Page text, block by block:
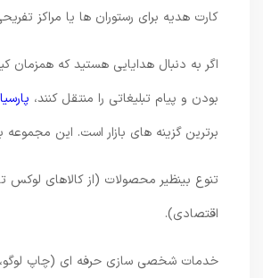
کارت هدیه برای رستوران ها یا مراکز
اگر به دنبال هدایایی هستید که همزمان
بودن و پیام تبلیغاتی را منتقل کنند،
برترین گزینه های بازار است. این مجموعه با
تنوع بینظیر محصولات (از کالاهای لوکس
اقتصادی).
خدمات شخصی سازی حرفه ای (چاپ